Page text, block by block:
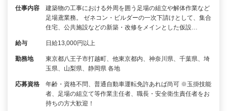
仕事内容
建築物の工事における外周を囲う足場の組立や解体作業など
足場鳶業務。 ゼネコン・ビルダーの一次下請けとして、集合
住宅、公共施設などの新築・改修をメインとした仮設…
給与 日給13,000円以上
勤務地
東京都八王子市打越町、他東京都内、神奈川県、千葉県、埼
玉県、山梨県、静岡県 各地
応募資格
年齢・資格不問、普通自動車運転免許あれば尚可 ※玉掛技能
者、足場の組立て等作業主任者、職長・安全衛生責任者をお
持ちの方大歓迎！